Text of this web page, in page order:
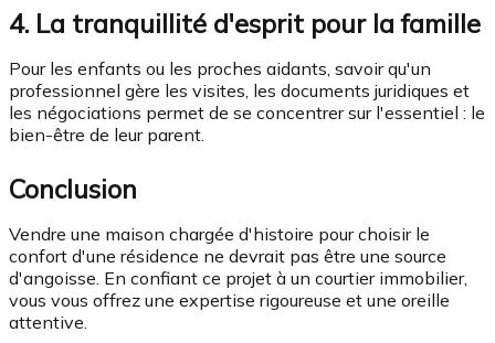
4. La tranquillité d'esprit pour la famille
Pour les enfants ou les proches aidants, savoir qu'un
professionnel gère les visites, les documents juridiques et
les négociations permet de se concentrer sur l'essentiel : le
bien-être de leur parent.
Conclusion
Vendre une maison chargée d'histoire pour choisir le
confort d'une résidence ne devrait pas être une source
d'angoisse. En confiant ce projet à un courtier immobilier,
vous vous offrez une expertise rigoureuse et une oreille
attentive.